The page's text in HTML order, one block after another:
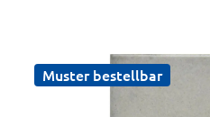
Muster bestellbar